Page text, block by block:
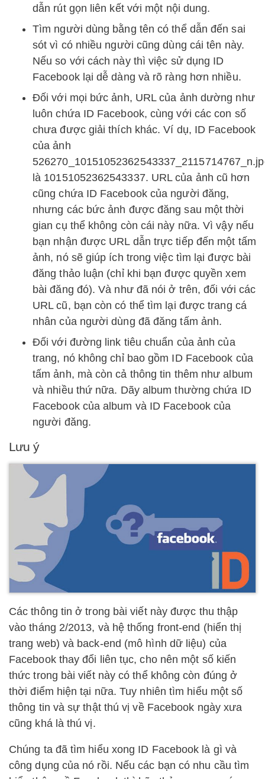
dẫn rút gọn liên kết với một nội dung.
Tìm người dùng bằng tên có thể dẫn đến sai
sót vì có nhiều người cũng dùng cái tên này.
Nếu so với cách này thì việc sử dụng ID
Facebook lại dễ dàng và rõ ràng hơn nhiều.
Đối với mọi bức ảnh, URL của ảnh dường như
luôn chứa ID Facebook, cùng với các con số
chưa được giải thích khác. Ví dụ, ID Facebook
của ảnh
là 10151052362543337. URL của ảnh cũ hơn
cũng chứa ID Facebook của người đăng,
nhưng các bức ảnh được đăng sau một thời
gian cụ thể không còn cái này nữa. Vì vậy nếu
bạn nhận được URL dẫn trực tiếp đến một tấm
ảnh, nó sẽ giúp ích trong việc tìm lại được bài
đăng thảo luận (chỉ khi bạn được quyền xem
bài đăng đó). Và như đã nói ở trên, đối với các
URL cũ, bạn còn có thể tìm lại được trang cá
nhân của người dùng đã đăng tấm ảnh.
Đối với đường link tiêu chuẩn của ảnh của
trang, nó không chỉ bao gồm ID Facebook của
tấm ảnh, mà còn cả thông tin thêm như album
và nhiều thứ nữa. Dãy album thường chứa ID
Facebook của album và ID Facebook của
người đăng.
Lưu ý
Các thông tin ở trong bài viết này được thu thập
vào tháng 2/2013, và hệ thống front-end (hiển thị
trang web) và back-end (mô hình dữ liệu) của
Facebook thay đổi liên tục, cho nên một số kiến
thức trong bài viết này có thể không còn đúng ở
thời điểm hiện tại nữa. Tuy nhiên tìm hiểu một số
thông tin và sự thật thú vị về Facebook ngày xưa
cũng khá là thú vị.
Chúng ta đã tìm hiểu xong ID Facebook là gì và
công dụng của nó rồi. Nếu các bạn có nhu cầu tìm